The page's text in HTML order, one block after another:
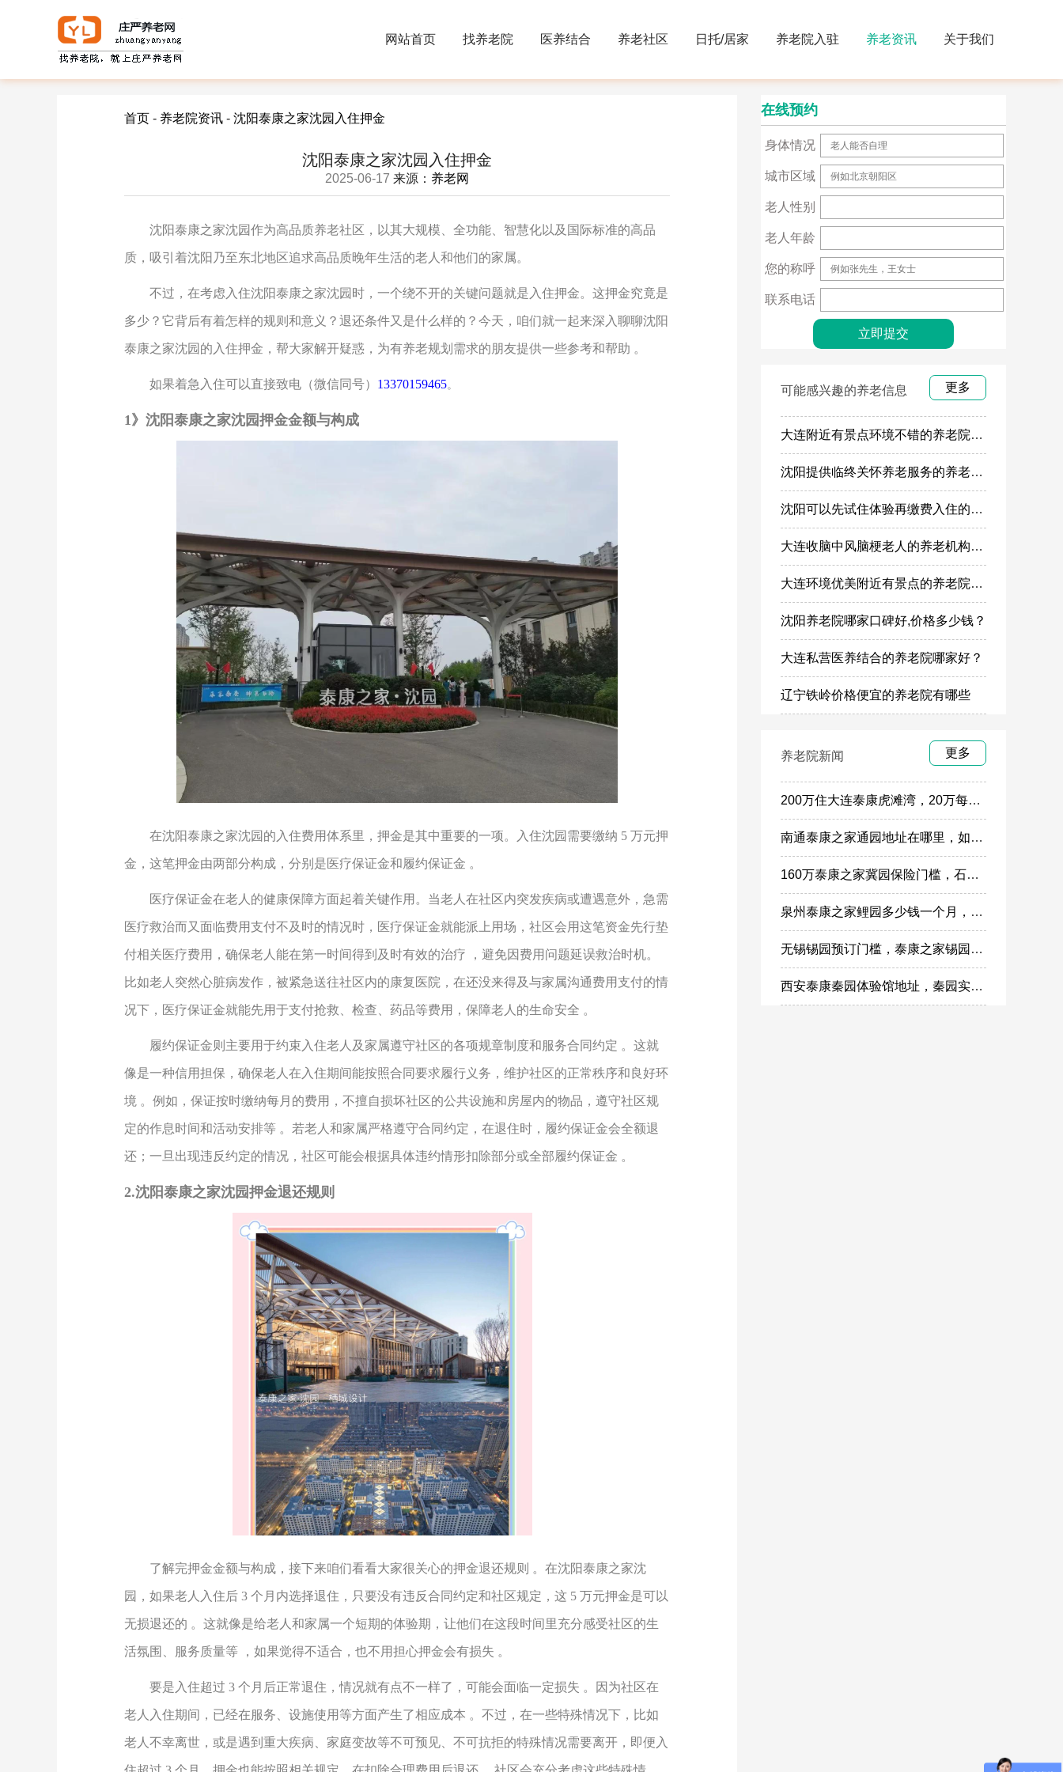
网站首页 找养老院 医养结合 养老社区 日托/居家 养老院入驻 养老资讯 关于我们
首页 - 养老院资讯 - 沈阳泰康之家沈园入住押金
沈阳泰康之家沈园入住押金
2025-06-17 来源： 养老网
沈阳泰康之家沈园作为高品质养老社区，以其大规模、全功能、智慧化以及国际标准的高品
质，吸引着沈阳乃至东北地区追求高品质晚年生活的老人和他们的家属。
不过，在考虑入住沈阳泰康之家沈园时，一个绕不开的关键问题就是入住押金。这押金究竟是
多少？它背后有着怎样的规则和意义？退还条件又是什么样的？今天，咱们就一起来深入聊聊沈阳
泰康之家沈园的入住押金，帮大家解开疑惑，为有养老规划需求的朋友提供一些参考和帮助 。
如果着急入住可以直接致电 （微信同号） 13370159465。
1》 沈阳泰康之家沈园押金金额与构成
在沈阳泰康之家沈园的入住费用体系里，押金是其中重要的一项。入住沈园需要缴纳 5 万元押
金，这笔押金由两部分构成，分别是医疗保证金和履约保证金 。
医疗保证金在老人的健康保障方面起着关键作用。当老人在社区内突发疾病或遭遇意外，急需
医疗救治而又面临费用支付不及时的情况时，医疗保证金就能派上用场，社区会用这笔资金先行垫
付相关医疗费用，确保老人能在第一时间得到及时有效的治疗 ，避免因费用问题延误救治时机。
比如老人突然心脏病发作，被紧急送往社区内的康复医院，在还没来得及与家属沟通费用支付的情
况下，医疗保证金就能先用于支付抢救、检查、药品等费用，保障老人的生命安全 。
履约保证金则主要用于约束入住老人及家属遵守社区的各项规章制度和服务合同约定 。这就
像是一种信用担保，确保老人在入住期间能按照合同要求履行义务，维护社区的正常秩序和良好环
境 。例如，保证按时缴纳每月的费用，不擅自损坏社区的公共设施和房屋内的物品，遵守社区规
定的作息时间和活动安排等 。若老人和家属严格遵守合同约定，在退住时，履约保证金会全额退
还；一旦出现违反约定的情况，社区可能会根据具体违约情形扣除部分或全部履约保证金 。
2.沈阳泰康之家沈园押金退还规则
了解完押金金额与构成，接下来咱们看看大家很关心的押金退还规则 。在沈阳泰康之家沈
园，如果老人入住后 3 个月内选择退住，只要没有违反合同约定和社区规定，这 5 万元押金是可以
无损退还的 。这就像是给老人和家属一个短期的体验期，让他们在这段时间里充分感受社区的生
活氛围、服务质量等 ，如果觉得不适合，也不用担心押金会有损失 。
要是入住超过 3 个月后正常退住，情况就有点不一样了，可能会面临一定损失 。因为社区在
老人入住期间，已经在服务、设施使用等方面产生了相应成本 。不过，在一些特殊情况下，比如
老人不幸离世，或是遇到重大疾病、家庭变故等不可预见、不可抗拒的特殊情况需要离开，即便入
在线预约
身体情况
城市区域
老人性别
老人年龄
您的称呼
联系电话
可能感兴趣的养老信息 更多
大连附近有景点环境不错的养老院有哪些
沈阳提供临终关怀养老服务的养老机构有哪些
沈阳可以先试住体验再缴费入住的养老院有哪些
大连收脑中风脑梗老人的养老机构多少钱，地址在哪里
大连环境优美附近有景点的养老院介绍几家
沈阳养老院哪家口碑好,价格多少钱？
大连私营医养结合的养老院哪家好？
辽宁铁岭价格便宜的养老院有哪些
养老院新闻 更多
200万住大连泰康虎滩湾，20万每年锁定虎滩湾入住权政策
南通泰康之家通园地址在哪里，如何参观通园体验馆样板间
160万泰康之家冀园保险门槛，石家庄泰康冀园施工进度
泉州泰康之家鲤园多少钱一个月，鲤园体验馆地址在哪
无锡锡园预订门槛，泰康之家锡园押金入住多少钱
西安泰康秦园体验馆地址，秦园实体地址两边参观怎么预约